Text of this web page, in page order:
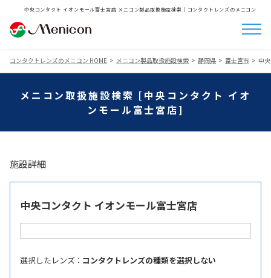
中央コンタクト イオンモール富士宮店 メニコン製品取扱施設検索│コンタクトレンズのメニコン
コンタクトレンズのメニコン HOME メニコン製品取扱施設検索 静岡県 富士宮市 中
メニコン取扱施設検索 [中央コンタクト イオ
ンモール富士宮店]
施設詳細
中央コンタクト イオンモール富士宮店
選択したレンズ ： コンタクトレンズの種類を選択しない